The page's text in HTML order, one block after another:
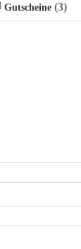
Gutscheine (3)